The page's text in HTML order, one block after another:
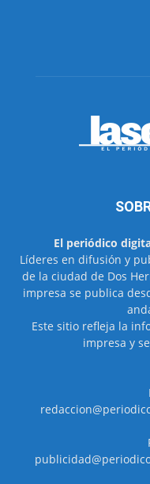
El periódico
Líderes en difusión y
de la ciudad de Dos
impresa se publica
Este sitio refleja la
impresa y